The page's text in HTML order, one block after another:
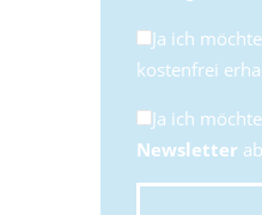
Ja ich
kostenfrei
Ja ich
Newsletter